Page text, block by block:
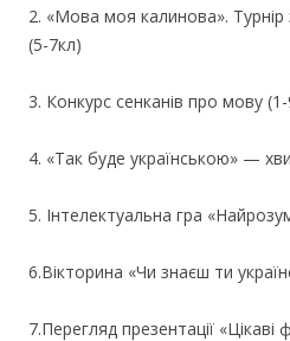
2. «Мова моя калинова». Турнір
(5-7кл)
3. Конкурс сенканів про мову
4. «Так буде українською» —
5. Інтелектуальна гра
6.Вікторина «Чи знаєш ти
7.Перегляд презентації «Цікаві